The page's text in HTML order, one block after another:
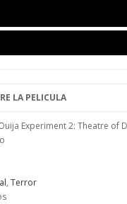
LA PELICULA
Experiment 2: Theatre of
, Terror